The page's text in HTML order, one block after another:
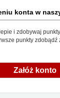
konta w
i zdobywaj
punkty zdobądź
Załóż konto